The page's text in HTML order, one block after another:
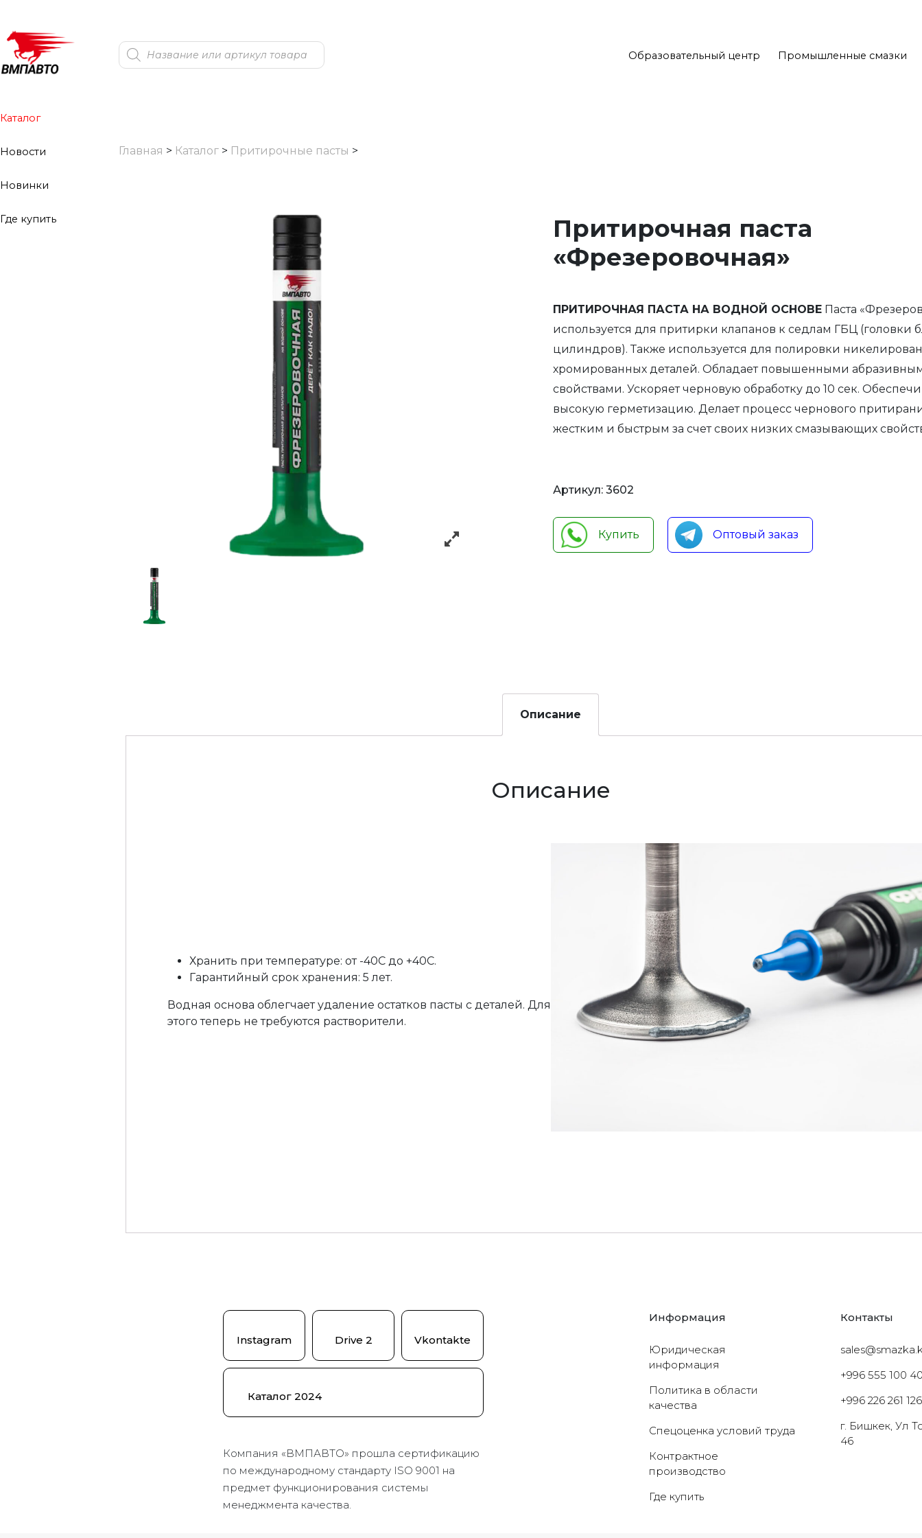
Каталог
Новости
Новинки
Где купить
Поиск
товаров
Образовательный центр Промышленные смазки
Главная > Каталог> Притирочные пасты >
Притирочная паста
«Фрезеровочная»
ПРИТИРОЧНАЯ ПАСТА НА ВОДНОЙ ОСНОВЕ Паста
используется для притирки клапанов к седлам ГБЦ (головки
цилиндров). Также используется для полировки
хромированных деталей. Обладает повышенными
свойствами. Ускоряет черновую обработку до 10 сек.
высокую герметизацию. Делает процесс чернового
жестким и быстрым за счет своих низких смазывающих
Артикул:3602
Купить Оптовый заказ
Описание
Описание
Хранить при температуре: от -40С до +40С.
Гарантийный срок хранения: 5 лет.
Водная основа облегчает удаление остатков пасты с деталей. Для
этого теперь не требуются растворители.
Instagram Drive 2 Vkontakte
Каталог 2024
Компания «ВМПАВТО» прошла сертификацию
по международному стандарту ISO 9001 на
предмет функционирования системы
менеджмента качества.
Информация
Юридическая
информация
Политика в области
качества
Cпецоценка условий труда
Контрактное
производство
Где купить
Контакты
+996 555 100
+996 226 261 126
г. Бишкек, Ул
46